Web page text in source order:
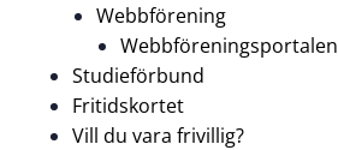
Webbförening
Webbföreningsportalen
Studieförbund
Fritidskortet
Vill du vara frivillig?